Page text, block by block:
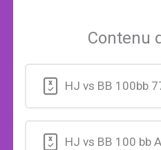
Contenu
HJ vs BB 100bb
HJ vs BB 100 bb